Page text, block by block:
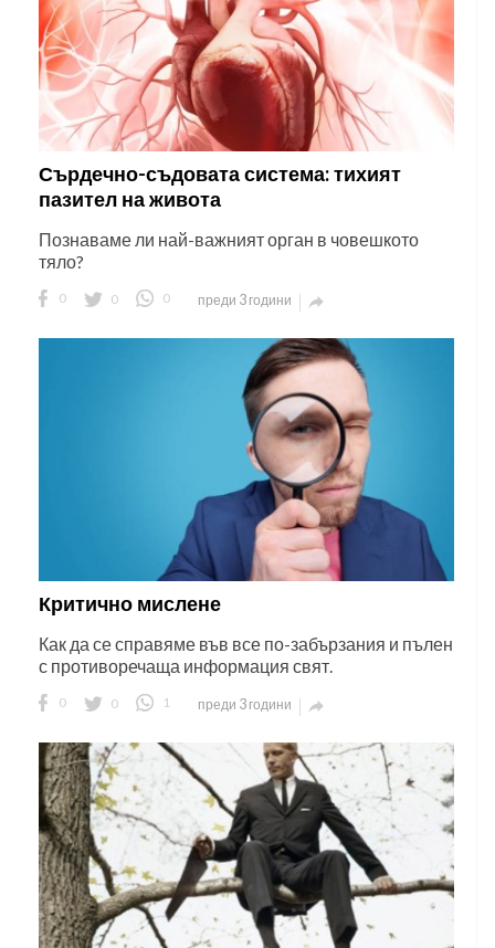
Сърдечно-съдовата система: тихият
пазител на живота
Познаваме ли най-важният орган в човешкото
тяло?
0 0 0 преди 3 години 
Критично мислене
Как да се справяме във все по-забързания и пълен
с противоречаща информация свят.
0 0 1 преди 3 години 